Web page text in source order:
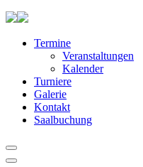
Termine
Veranstaltungen
Kalender
Turniere
Galerie
Kontakt
Saalbuchung